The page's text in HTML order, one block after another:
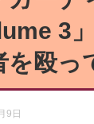
3
を殴っ
9日